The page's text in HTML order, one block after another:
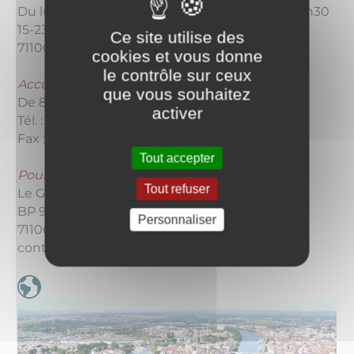
Du lundi au vendredi : 8h30 - 12h15 / 13h30 - 17h30
15-23, Avenue Georges Pompidou
71100 Chalon-sur-Saône
Accueil téléphonique
De 8h30 à 12h15 et de 13h30 à 17h30
Tél. : 03 85 94 15 15
Fax : 03 85 94 15 16
Pour nous écrire
Le Grand Chalon
BP 90246
71106 Chalon-sur-Saône
contact@legrandchalon.fr
Ce site utilise des
cookies et vous donne
le contrôle sur ceux
que vous souhaitez
activer
Tout accepter
Tout refuser
Personnaliser